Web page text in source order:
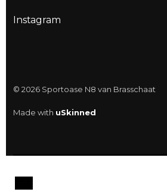
Instagram
© 2026 Sportoase N8 van Brasschaat
Made with uSkinned